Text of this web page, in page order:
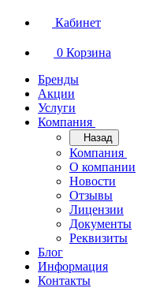
Кабинет
0 Корзина
Бренды
Акции
Услуги
Компания
Назад
Компания
О компании
Новости
Отзывы
Лицензии
Документы
Реквизиты
Блог
Информация
Контакты